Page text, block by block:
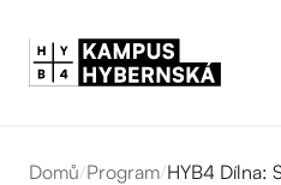
Domů/Program/HYB4 Dílna: